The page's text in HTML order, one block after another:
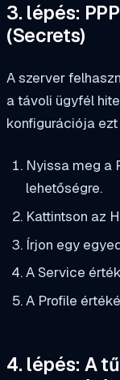
3. lépés:
(Secrets)
A szerver
a távoli ügyfél
konfigurációja
Nyissa meg a
lehetőségre.
Kattintson az
Írjon egy
A Service
A Profile
4. lépés: A